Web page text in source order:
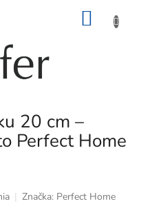
20 cm –
Perfect Home
Značka: Perfect Home